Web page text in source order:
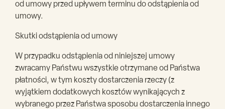
od umowy przed upływem terminu do odstąpienia od
umowy.
Skutki odstąpienia od umowy
W przypadku odstąpienia od niniejszej umowy
zwracamy Państwu wszystkie otrzymane od Państwa
płatności, w tym koszty dostarczenia rzeczy (z
wyjątkiem dodatkowych kosztów wynikających z
wybranego przez Państwa sposobu dostarczenia innego